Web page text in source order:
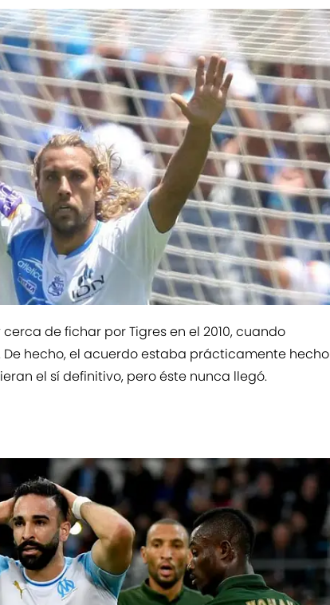
cerca de fichar por Tigres en el 2010, cuando
De hecho, el acuerdo estaba prácticamente hecho
el sí definitivo, pero éste nunca llegó.